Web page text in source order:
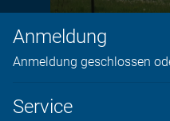
Anmeldung
Anmeldung geschlossen
Service